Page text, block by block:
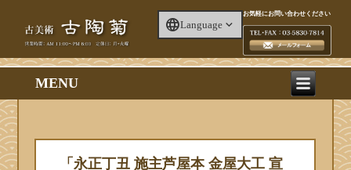
Language
お気軽にお問い合わせください
MENU
「永正丁丑 施主芦屋本 金屋大工 宣